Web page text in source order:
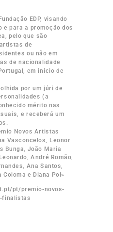
EDP, visando
para a promoção dos
pelo que são
de
ou não em
de nacionalidade
em início de
por um júri de
(a
mérito nas
e receberá um
Novos Artistas
Vasconcelos, Leonor
Bunga, João Maria
André Romão,
Ana Santos,
e Diana Pol»
pt/premio-novos-
finalistas